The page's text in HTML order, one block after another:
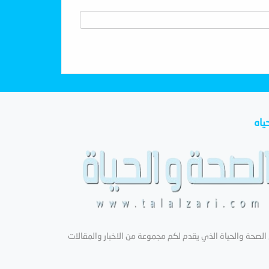
والحياة الذي يقدم لكم مجموعة من الاخبار والمقالات